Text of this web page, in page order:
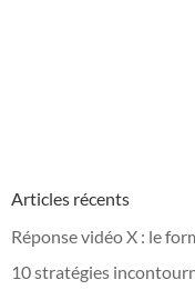
Articles récents
Réponse vidéo X : le
10 stratégies